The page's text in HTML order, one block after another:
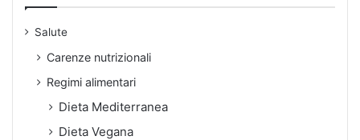
Salute
Carenze nutrizionali
Regimi alimentari
Dieta Mediterranea
Dieta Vegana